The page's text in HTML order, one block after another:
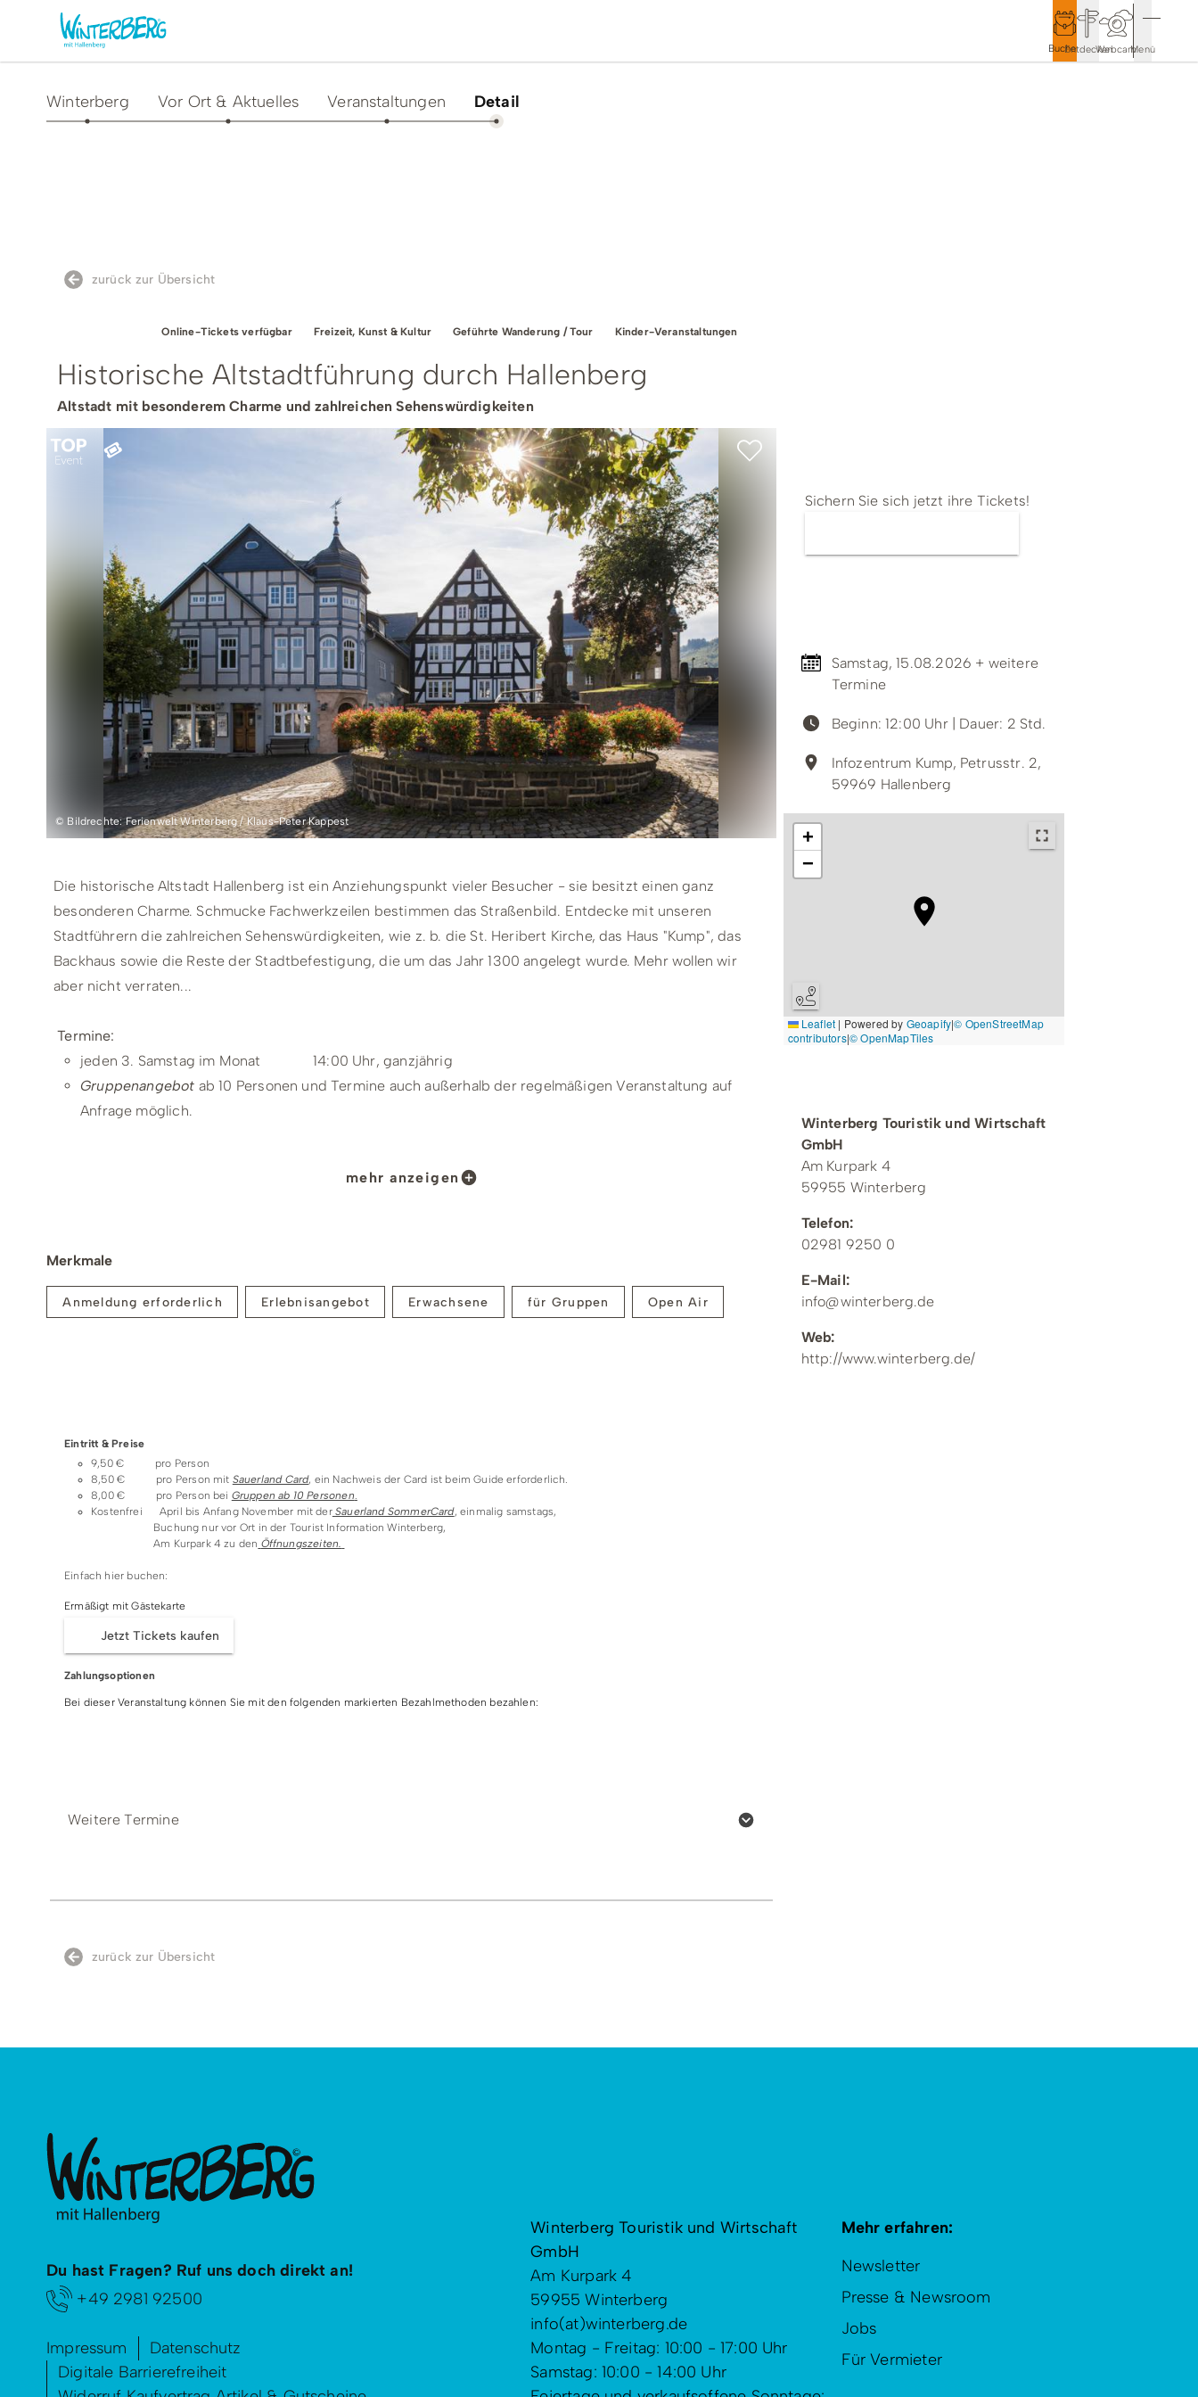
BuchenEntdeckenWebcamMenü
Freizeithighlights
Gruppenerlebnisse &
Teamevents
Tourenportal
Gesundheit & Wellness
Shopping & Einkaufen
Essen & Trinken
Naturschutz & Nachhaltigkeit
Kultur & Tradition
Trekkingplätze
Gruppenunterkünfte
Erlebnisgutschein
Onlineshop
Sauerland SommerCard Baumpflanzaktion Unterkünfte & Angebote
Winterberg Vor Ort & Aktuelles Veranstaltungen Detail
zurück zur Übersicht
Online-Tickets verfügbar Freizeit, Kunst & Kultur Geführte Wanderung / Tour Kinder-Veranstaltungen
Historische Altstadtführung durch Hallenberg
Altstadt mit besonderem Charme und zahlreichen Sehenswürdigkeiten
© Bildrechte: Ferienwelt Winterberg / Klaus-Peter Kappest
Die historische Altstadt Hallenberg ist ein Anziehungspunkt vieler Besucher - sie besitzt einen ganz
besonderen Charme. Schmucke Fachwerkzeilen bestimmen das Straßenbild. Entdecke mit unseren
Stadtführern die zahlreichen Sehenswürdigkeiten, wie z. b. die St. Heribert Kirche, das Haus "Kump", das
Backhaus sowie die Reste der Stadtbefestigung, die um das Jahr 1300 angelegt wurde. Mehr wollen wir
aber nicht verraten...
Termine:
jeden 3. Samstag im Monat 14:00 Uhr, ganzjährig
Gruppenangebot ab 10 Personen und Termine auch außerhalb der regelmäßigen Veranstaltung auf
Anfrage möglich.
Tourist-Information, Petrusstraße 2, 59969 Hallenberg
Teilnehmer:
Mindest-/ Maximalteilnehmerzahl: 4 - 25 Personen
Bei Nichterreichen der Mindestteilnehmerzahl oder aufgrund von Witterungsbedingungen behalten wir
Deutsch
mehr anzeigen
Merkmale
Anmeldung erforderlich Erlebnisangebot Erwachsene für Gruppen Open Air
Eintritt & Preise
9,50 € pro Person
8,50 € pro Person mit Sauerland Card, ein Nachweis der Card ist beim Guide erforderlich.
8,00 € pro Person bei Gruppen ab 10 Personen.
Kostenfrei April bis Anfang November mit der Sauerland SommerCard, einmalig samstags,
Buchung nur vor Ort in der Tourist Information Winterberg,
Am Kurpark 4 zu den Öffnungszeiten.
Einfach hier buchen:
Ermäßigt mit Gästekarte
Jetzt Tickets kaufen
Zahlungsoptionen
Bei dieser Veranstaltung können Sie mit den folgenden markierten Bezahlmethoden bezahlen:
Weitere Termine
Sichern Sie sich jetzt ihre Tickets!
Samstag, 15.08.2026 + weitere
Termine
Beginn: 12:00 Uhr| Dauer: 2 Std.
Infozentrum Kump, Petrusstr. 2,
59969 Hallenberg
+
−
Leaflet | Powered by Geoapify|© OpenStreetMap
contributors|© OpenMapTiles
Winterberg Touristik und Wirtschaft
GmbH
Am Kurpark 4
59955 Winterberg
Telefon:
02981 9250 0
E-Mail:
info@winterberg.de
Web:
http://www.winterberg.de/
zurück zur Übersicht
Du hast Fragen? Ruf uns doch direkt an!
+49 2981 92500
Impressum
Datenschutz
Digitale Barrierefreiheit
Winterberg Touristik und Wirtschaft
GmbH
Am Kurpark 4
59955 Winterberg
info(at)winterberg.de
Montag - Freitag: 10:00 - 17:00 Uhr
Samstag: 10:00 - 14:00 Uhr
Mehr erfahren:
Newsletter
Presse & Newsroom
Jobs
Für Vermieter